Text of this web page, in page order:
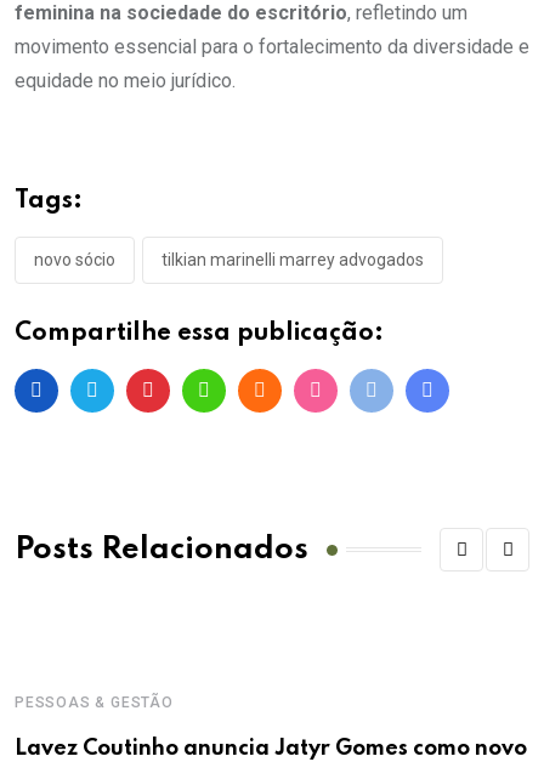
feminina na sociedade do escritório, refletindo um
movimento essencial para o fortalecimento da diversidade e
equidade no meio jurídico.
Tags:
novo sócio tilkian marinelli marrey advogados
Compartilhe essa publicação:
Posts Relacionados
PESSOAS & GESTÃO
Lavez Coutinho anuncia Jatyr Gomes como novo